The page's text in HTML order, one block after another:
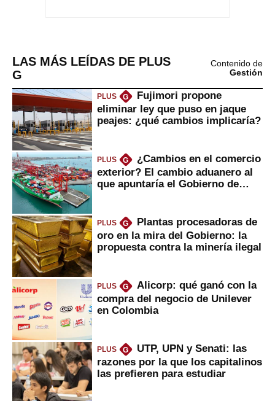
LAS MÁS LEÍDAS DE PLUS
G
Contenido de
Gestión
PLUS G
Fujimori propone
eliminar ley que puso en jaque
peajes: ¿qué cambios implicaría?
PLUS G
¿Cambios en el comercio
exterior? El cambio aduanero al
que apuntaría el Gobierno de
PLUS G
Plantas procesadoras de
oro en la mira del Gobierno: la
propuesta contra la minería ilegal
PLUS G
Alicorp: qué ganó con la
compra del negocio de Unilever
en Colombia
PLUS G
UTP, UPN y Senati: las
razones por la que los capitalinos
las prefieren para estudiar